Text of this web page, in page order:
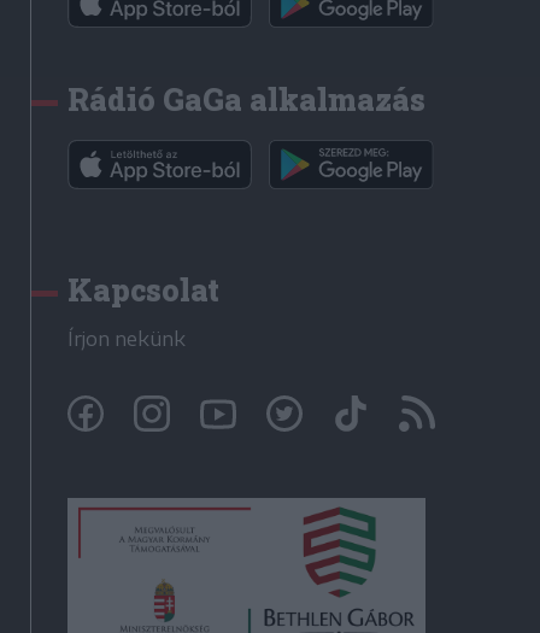
Rádió GaGa alkalmazás
Kapcsolat
Írjon nekünk